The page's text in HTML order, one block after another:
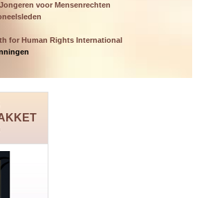
voor Mensenrechten
for Human Rights International